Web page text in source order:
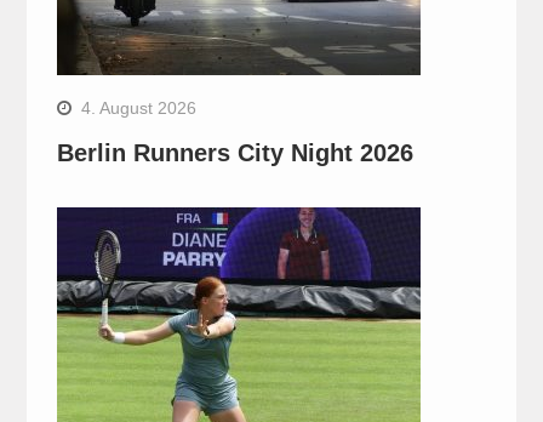
4. August 2026
Berlin Runners City Night 2026